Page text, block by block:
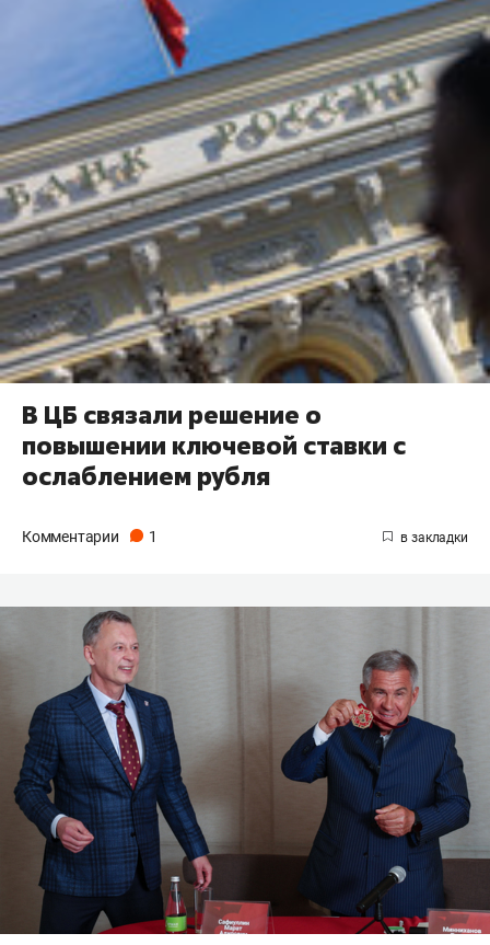
В ЦБ связали решение о
повышении ключевой ставки с
ослаблением рубля
Комментарии 1